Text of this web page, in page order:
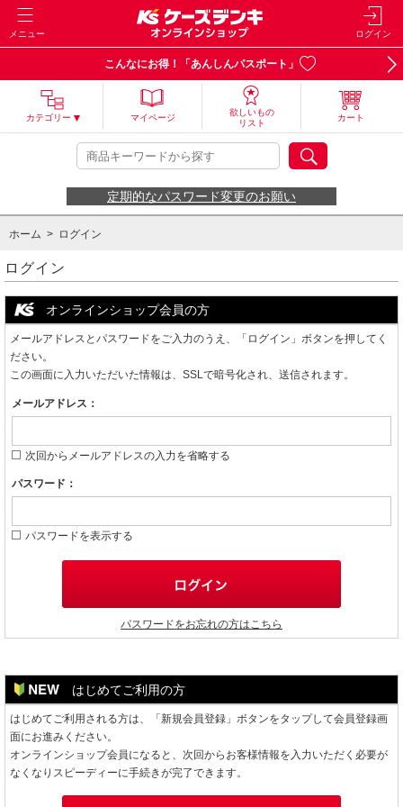
メニュー ログイン
こんなにお得！「あんしんパスポート」
カテゴリー マイページ
欲しいもの
リスト
カート
定期的なパスワード変更のお願い
ホーム > ログイン
ログイン
オンラインショップ会員の方
メールアドレスとパスワードをご入力のうえ、「ログイン」ボタンを押してく
ださい。
この画面に入力いただいた情報は、SSLで暗号化され、送信されます。
メールアドレス：
次回からメールアドレスの入力を省略する
パスワード：
パスワードを表示する
パスワードをお忘れの方はこちら
はじめてご利用の方
はじめてご利用される方は、「新規会員登録」ボタンをタップして会員登録画
面にお進みください。
オンラインショップ会員になると、次回からお客様情報を入力いただく必要が
なくなりスピーディーに手続きが完了できます。